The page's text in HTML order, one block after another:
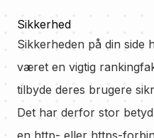
Sikkerhed
Sikkerheden på din
været en vigtig
tilbyde deres brugere
Det har derfor stor
en http- eller https-